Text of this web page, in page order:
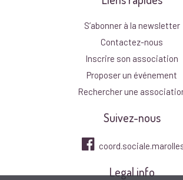
S’abonner à la newsletter
Contactez-nous
Inscrire son association
Proposer un événement
Rechercher une
Suivez-nous
Legal info